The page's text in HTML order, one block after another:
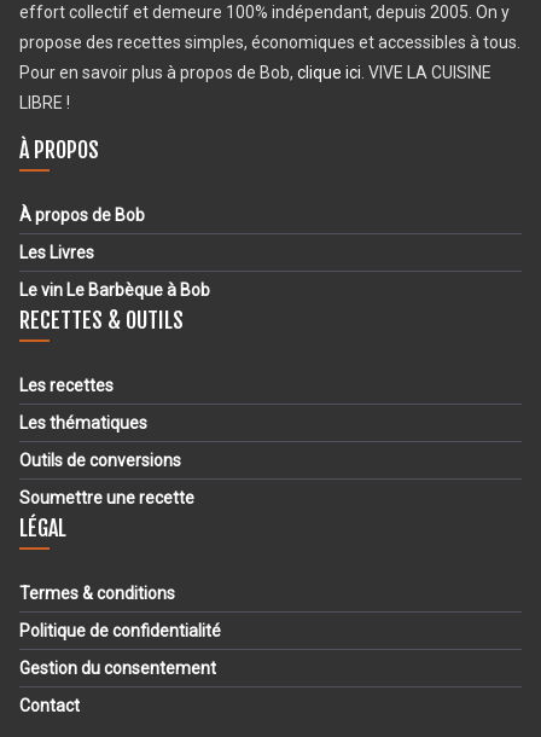
effort collectif et demeure 100% indépendant, depuis 2005. On y
propose des recettes simples, économiques et accessibles à tous.
Pour en savoir plus à propos de Bob, clique ici . VIVE LA CUISINE
LIBRE !
À PROPOS
À propos de Bob
Les Livres
Le vin Le Barbèque à Bob
RECETTES & OUTILS
Les recettes
Les thématiques
Outils de conversions
Soumettre une recette
LÉGAL
Termes & conditions
Politique de confidentialité
Gestion du consentement
Contact